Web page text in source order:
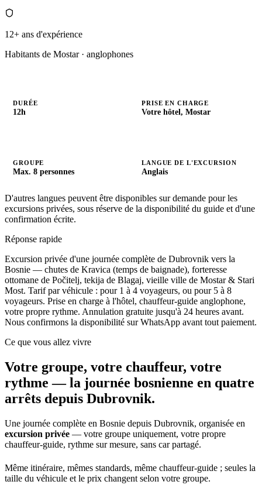
12+ ans d'expérience
Habitants de Mostar · anglophones
DURÉE
12h
PRISE EN CHARGE
Votre hôtel, Mostar
GROUPE
Max. 8 personnes
LANGUE DE L'EXCURSION
Anglais
D'autres langues peuvent être disponibles sur demande pour les
excursions privées, sous réserve de la disponibilité du guide et d'une
confirmation écrite.
Réponse rapide
Excursion privée d'une journée complète de Dubrovnik vers la
Bosnie — chutes de Kravica (temps de baignade), forteresse
ottomane de Počitelj, tekija de Blagaj, vieille ville de Mostar & Stari
Most. Tarif par véhicule : pour 1 à 4 voyageurs, ou pour 5 à 8
voyageurs. Prise en charge à l'hôtel, chauffeur-guide anglophone,
votre propre rythme. Annulation gratuite jusqu'à 24 heures avant.
Nous confirmons la disponibilité sur WhatsApp avant tout paiement.
Ce que vous allez vivre
Votre groupe, votre chauffeur, votre
rythme — la journée bosnienne en quatre
arrêts depuis Dubrovnik.
Une journée complète en Bosnie depuis Dubrovnik, organisée en
excursion privée — votre groupe uniquement, votre propre
chauffeur-guide, rythme sur mesure, sans car partagé.
Même itinéraire, mêmes standards, même chauffeur-guide ; seules la
taille du véhicule et le prix changent selon votre groupe.